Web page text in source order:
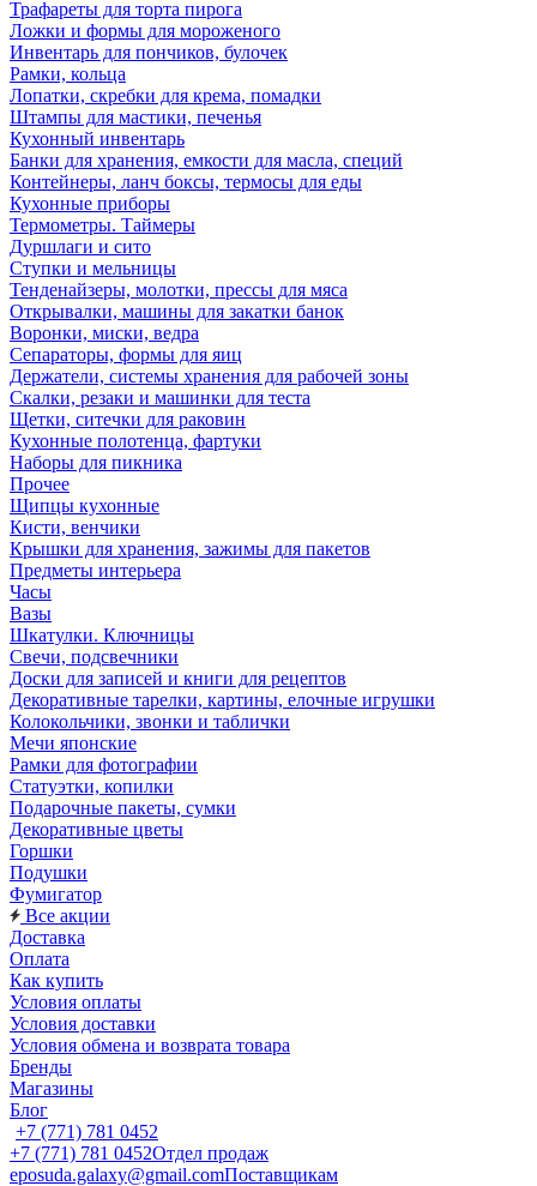
Трафареты для торта пирога
Ложки и формы для мороженого
Инвентарь для пончиков, булочек
Рамки, кольца
Лопатки, скребки для крема, помадки
Штампы для мастики, печенья
Кухонный инвентарь
Банки для хранения, емкости для масла, специй
Контейнеры, ланч боксы, термосы для еды
Кухонные приборы
Термометры. Таймеры
Дуршлаги и сито
Ступки и мельницы
Тенденайзеры, молотки, прессы для мяса
Открывалки, машины для закатки банок
Воронки, миски, ведра
Сепараторы, формы для яиц
Держатели, системы хранения для рабочей зоны
Скалки, резаки и машинки для теста
Щетки, ситечки для раковин
Кухонные полотенца, фартуки
Наборы для пикника
Прочее
Щипцы кухонные
Кисти, венчики
Крышки для хранения, зажимы для пакетов
Предметы интерьера
Часы
Вазы
Шкатулки. Ключницы
Свечи, подсвечники
Доски для записей и книги для рецептов
Декоративные тарелки, картины, елочные игрушки
Колокольчики, звонки и таблички
Мечи японские
Рамки для фотографии
Статуэтки, копилки
Подарочные пакеты, сумки
Декоративные цветы
Горшки
Подушки
Фумигатор
Все акции
Доставка
Оплата
Как купить
Условия оплаты
Условия доставки
Условия обмена и возврата товара
Бренды
Магазины
Блог
+7 (771) 781 0452
+7 (771) 781 0452Отдел продаж
eposuda.galaxy@gmail.comПоставщикам